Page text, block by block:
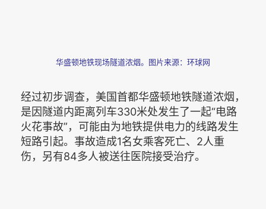
华盛顿地铁现场隧道浓烟。图片来源：环球网
经过初步调查，美国首都华盛顿地铁隧道浓烟，
是因隧道内距离列车330米处发生了一起“电路
火花事故”，可能由为地铁提供电力的线路发生
短路引起。事故造成1名女乘客死亡、2人重
伤，另有84多人被送往医院接受治疗。